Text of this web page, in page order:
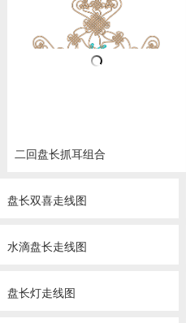
二回盘长抓耳组合
盘长双喜走线图
水滴盘长走线图
盘长灯走线图